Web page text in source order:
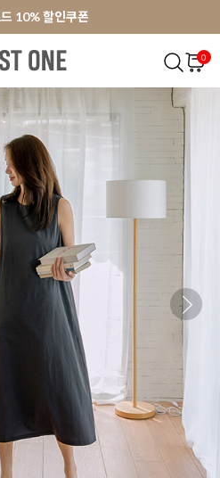
10% 할인쿠폰
쿠폰 3000원
10% 할인쿠폰
쿠폰 3000원
0
MADE . J 팬츠